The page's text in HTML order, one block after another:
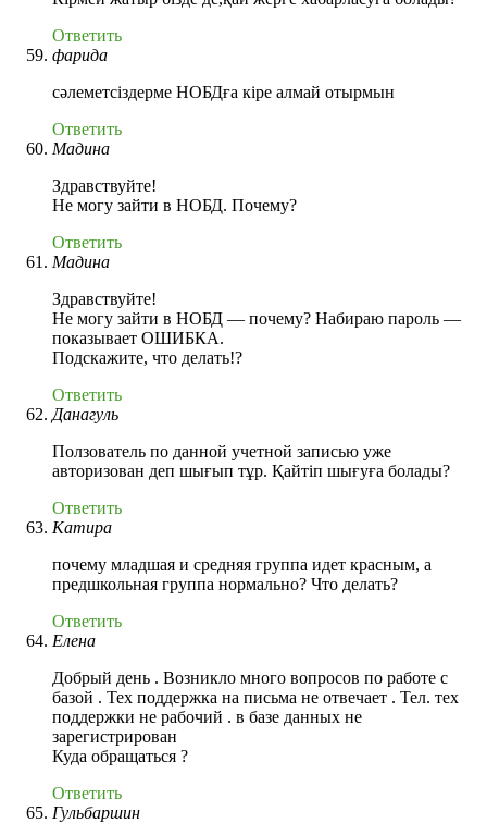
Ответить
фарида
сәлеметсіздерме НОБДға кіре алмай отырмын
Ответить
Мадина
Здравствуйте!
Не могу зайти в НОБД. Почему?
Ответить
Мадина
Здравствуйте!
Не могу зайти в НОБД — почему? Набираю пароль —
показывает ОШИБКА.
Подскажите, что делать!?
Ответить
Данагуль
Ползователь по данной учетной записью уже
авторизован деп шығып тұр. Қайтіп шығуға болады?
Ответить
Катира
почему младшая и средняя группа идет красным, а
предшкольная группа нормально? Что делать?
Ответить
Елена
Добрый день . Возникло много вопросов по работе с
базой . Тех поддержка на письма не отвечает . Тел. тех
поддержки не рабочий . в базе данных не
зарегистрирован
Куда обращаться ?
Ответить
Гульбаршин